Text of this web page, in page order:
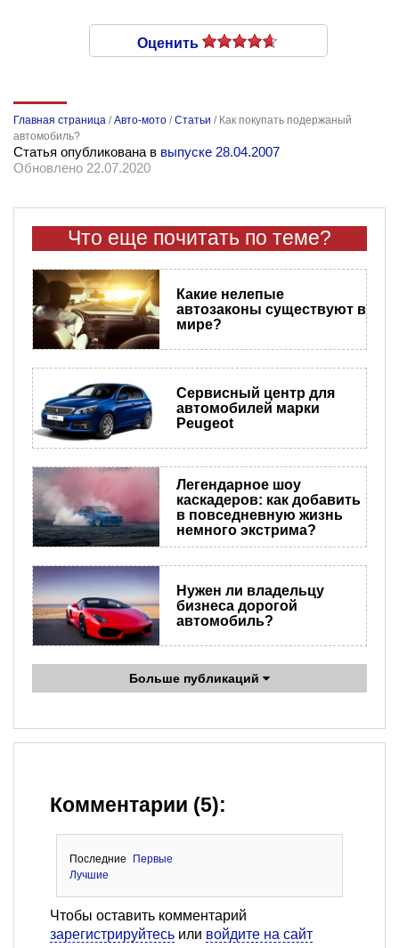
Оценить
Главная страница /Авто-мото /Статьи / Как покупать подержаный
автомобиль?
Статья опубликована в выпуске 28.04.2007
Обновлено 22.07.2020
Что еще почитать по теме?
​Какие нелепые
автозаконы существуют в
мире?
Сервисный центр для
автомобилей марки
Peugeot
Легендарное шоу
каскадеров: как добавить
в повседневную жизнь
немного экстрима?
Нужен ли владельцу
бизнеса дорогой
автомобиль?
Больше публикаций
Комментарии (5):
Последние
Первые
Лучшие
Чтобы оставить комментарий
зарегистрируйтесь или войдите на сайт